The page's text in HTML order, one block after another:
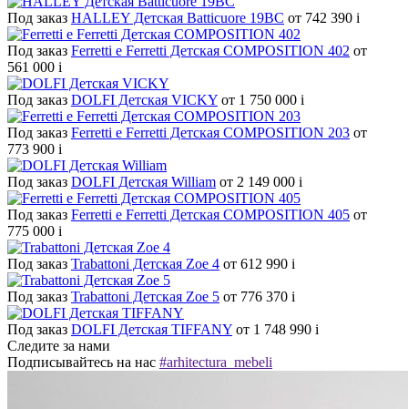
Под заказ HALLEY Детская Batticuore 19BC от 742 390 i
Под заказ Ferretti e Ferretti Детская COMPOSITION 402 от
561 000 i
Под заказ DOLFI Детская VICKY от 1 750 000 i
Под заказ Ferretti e Ferretti Детская COMPOSITION 203 от
773 900 i
Под заказ DOLFI Детская William от 2 149 000 i
Под заказ Ferretti e Ferretti Детская COMPOSITION 405 от
775 000 i
Под заказ Trabattoni Детская Zoe 4 от 612 990 i
Под заказ Trabattoni Детская Zoe 5 от 776 370 i
Под заказ DOLFI Детская TIFFANY от 1 748 990 i
Следите за нами
Подписывайтесь на нас #arhitectura_mebeli